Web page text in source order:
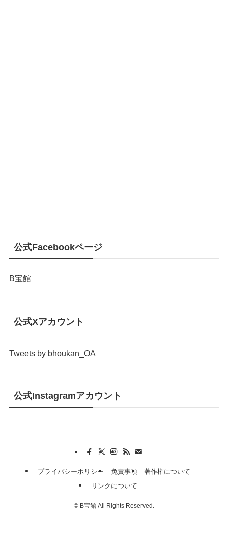
公式Facebookページ
B宝館
公式Xアカウント
Tweets by bhoukan_OA
公式Instagramアカウント
プライバシーポリシー 免責事項
著作権について
リンクについて
© B宝館 All Rights Reserved.